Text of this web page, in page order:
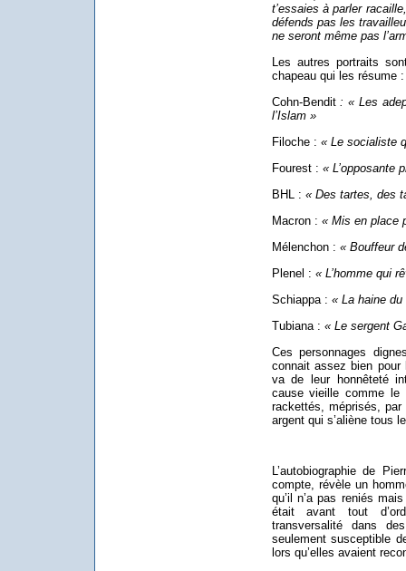
t’essaies à parler
défends pas les
ne seront même pas
Les autres portraits
chapeau qui les résume :
Cohn-Bendit: « Les
l’Islam »
Filoche : « Le socialiste
Fourest : « L’opposante
BHL : « Des tartes, des
Macron : « Mis en place
Mélenchon : « Bouffeur
Plenel : « L’homme qui
Schiappa : « La haine
Tubiana : « Le sergent
Ces personnages
connait assez bien
va de leur honnêteté
cause vieille comme le
rackettés, méprisés,
argent qui s’aliène tous
L’autobiographie de
compte, révèle un
qu’il n’a pas reniés
était avant tout
transversalité dans
seulement susceptible
lors qu’elles avaient